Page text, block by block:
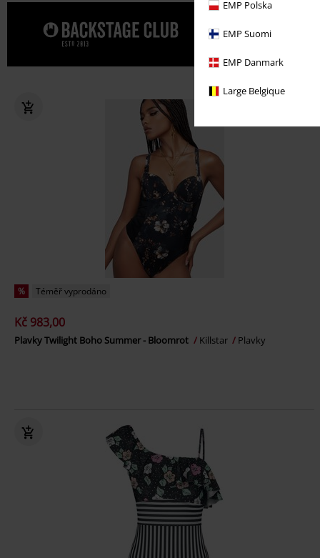
EMP Polska
EMP Suomi
EMP Danmark
Large Belgique
Dopřejte si
% Téměř vyprodáno
Kč 983,00
Plavky Twilight Boho Summer - Bloomrot Killstar Plavky